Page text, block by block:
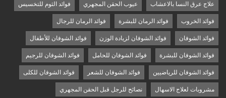
علاج عرق النسا بالاعشاب عيوب الحقن المجهري فوائد الثوم للتخسيس
فوائد الخروب فوائد الرمان للبشرة فوائد الرمان للرجال
فوائد الشوفان فوائد الشوفان لزيادة الوزن فوائد الشوفان للأطفال
فوائد الشوفان للبشرة فوائد الشوفان للحامل فوائد الشوفان للرجيم
فوائد الشوفان للرياضيين فوائد الشوفان للشعر فوائد الشوفان للكلى
مشروبات لعلاج الاسهال نصائح للرجل قبل الحقن المجهري